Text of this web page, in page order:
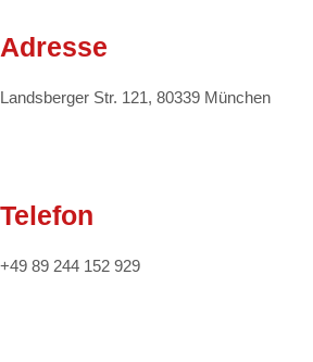
Adresse
Landsberger Str. 121, 80339 München
Telefon
+49 89 244 152 929